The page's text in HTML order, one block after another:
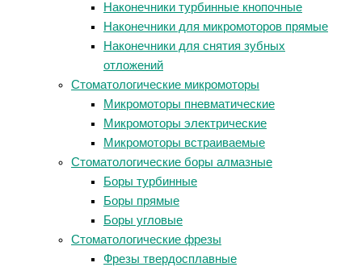
Наконечники турбинные кнопочные
Наконечники для микромоторов прямые
Наконечники для снятия зубных
отложений
Стоматологические микромоторы
Микромоторы пневматические
Микромоторы электрические
Микромоторы встраиваемые
Стоматологические боры алмазные
Боры турбинные
Боры прямые
Боры угловые
Стоматологические фрезы
Фрезы твердосплавные